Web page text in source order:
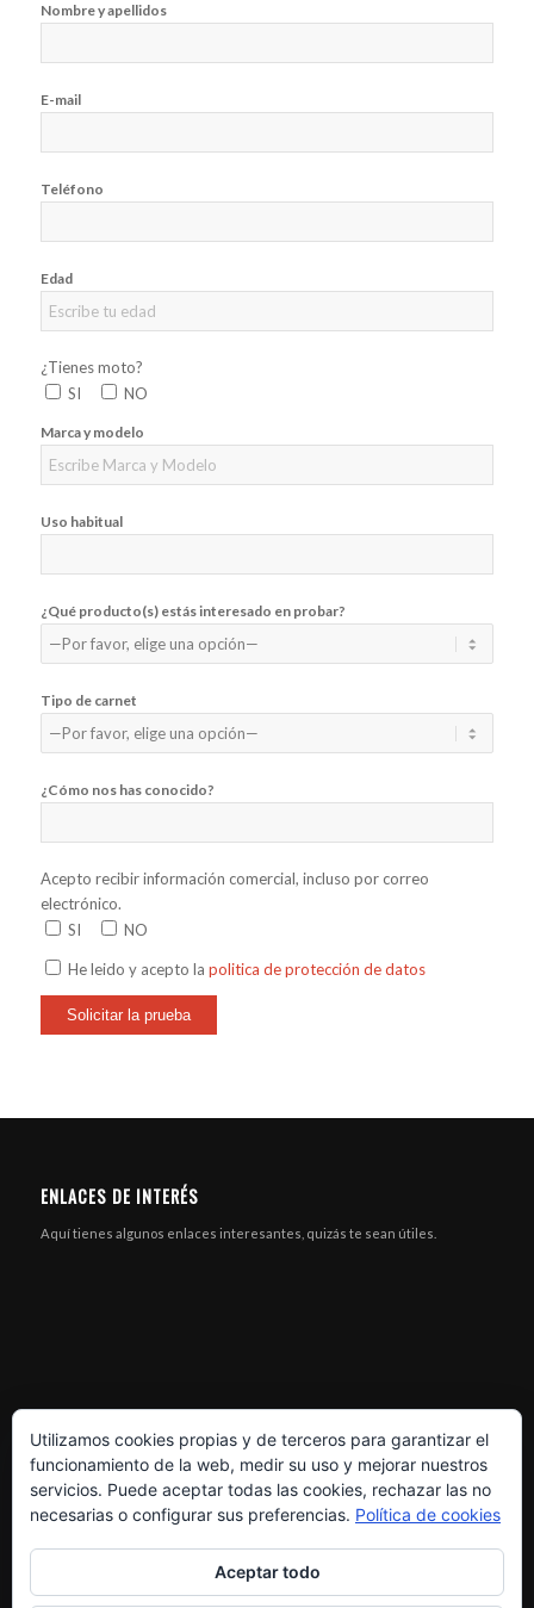
Nombre y apellidos
E-mail
Teléfono
Edad
¿Tienes moto?
SI
NO
Marca y modelo
Uso habitual
¿Qué producto(s) estás interesado en probar?
Tipo de carnet
¿Cómo nos has conocido?
Acepto recibir información comercial, incluso por correo
electrónico.
SI
NO
He leido y acepto la politica de protección de datos
ENLACES DE INTERÉS
Aquí tienes algunos enlaces interesantes, quizás te sean útiles.
Utilizamos cookies propias y de terceros para garantizar el
funcionamiento de la web, medir su uso y mejorar nuestros
servicios. Puede aceptar todas las cookies, rechazar las no
necesarias o configurar sus preferencias. Política de cookies
Aceptar todo